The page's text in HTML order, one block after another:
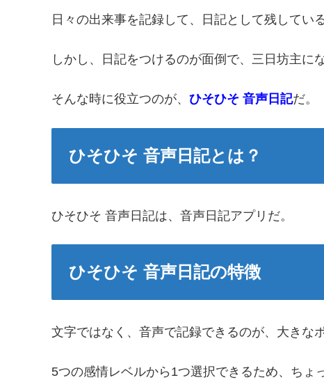
日々の出来事を記録して、日記として残してい
しかし、日記をつけるのが面倒で、三日坊主に
そんな時に役立つのが、 ひそひそ 音声日記だ。
ひそひそ 音声日記とは？
ひそひそ 音声日記は、音声日記アプリだ。
ひそひそ 音声日記の特徴
文字ではなく、音声で記録できるのが、大きな
5つの感情レベルから1つ選択できるため、ちょ